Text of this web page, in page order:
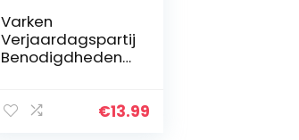
Varken
Verjaardagspartij
Benodigdheden
Gelukkige
€13.99